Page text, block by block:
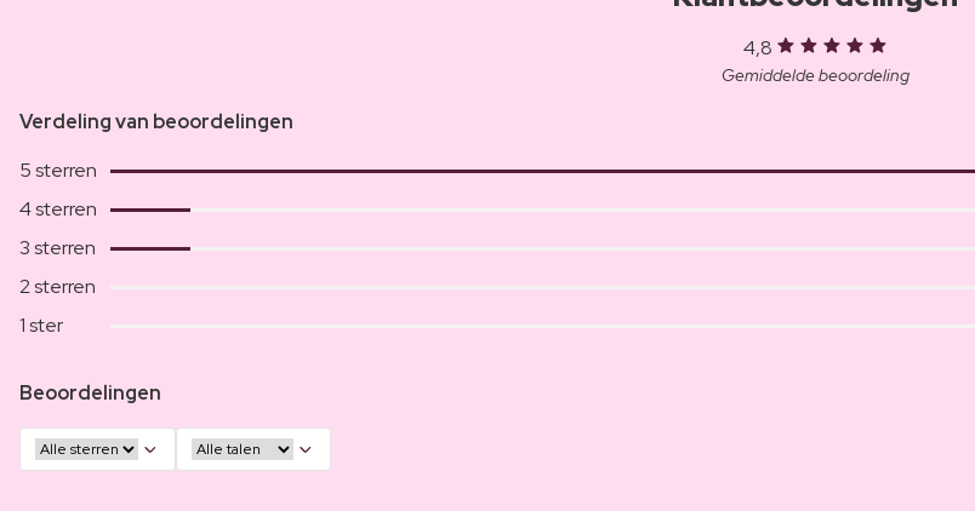
4,8
Gemiddelde beoordeling
Verdeling van beoordelingen
5 sterren
4 sterren
3 sterren
2 sterren
1 ster
Beoordelingen